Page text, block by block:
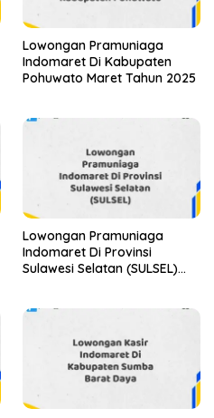
Lowongan Pramuniaga
Indomaret Di Kabupaten
Pohuwato Maret Tahun 2025
Lowongan Pramuniaga
Indomaret Di Provinsi
Sulawesi Selatan (SULSEL)